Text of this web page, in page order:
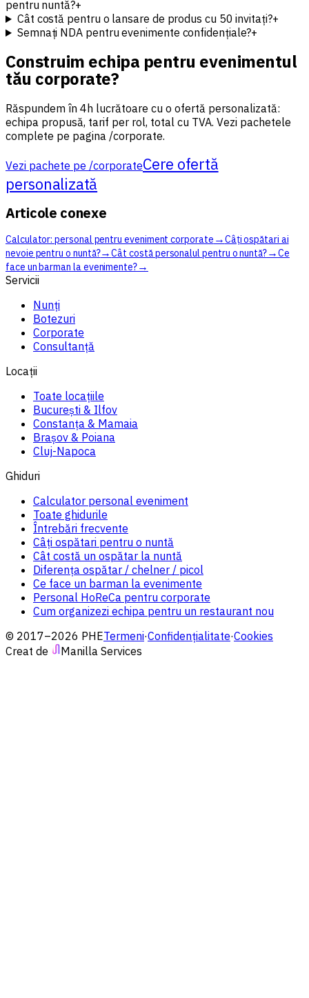
pentru nuntă?+
Cât costă pentru o lansare de produs cu 50 invitați?+
Semnați NDA pentru evenimente confidențiale?+
Construim echipa pentru evenimentul
tău corporate?
Răspundem în 4h lucrătoare cu o ofertă personalizată:
echipa propusă, tarif per rol, total cu TVA. Vezi pachetele
complete pe pagina /corporate.
Vezi pachete pe /corporateCere ofertă
personalizată
Articole conexe
Calculator: personal pentru eveniment corporate →Câți ospătari ai
nevoie pentru o nuntă?→Cât costă personalul pentru o nuntă?→Ce
face un barman la evenimente?→
Servicii
Nunți
Botezuri
Corporate
Consultanță
Locații
Toate locațiile
București & Ilfov
Constanța & Mamaia
Brașov & Poiana
Cluj-Napoca
Ghiduri
Calculator personal eveniment
Toate ghidurile
Întrebări frecvente
Câți ospătari pentru o nuntă
Cât costă un ospătar la nuntă
Diferența ospătar / chelner / picol
Ce face un barman la evenimente
Personal HoReCa pentru corporate
Cum organizezi echipa pentru un restaurant nou
© 2017–2026 PHETermeni·Confidențialitate·Cookies
Creat de
Manilla Services